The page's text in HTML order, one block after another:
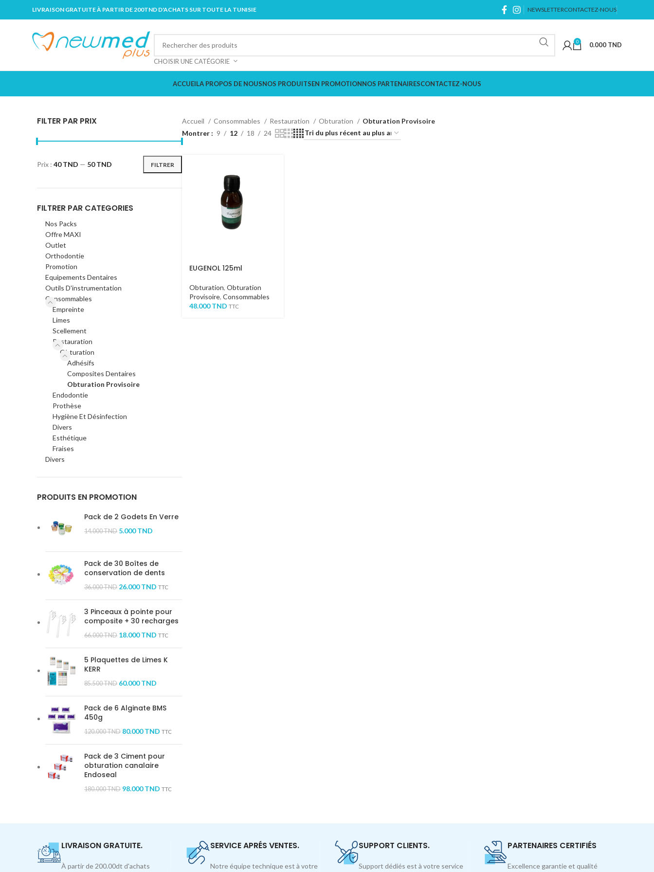
LIVRAISON GRATUITE À PARTIR DE 200TND D'ACHATS SUR TOUTE LA TUNISIE NEWSLETTERCONTACTEZ-NOUS
CHOISIR UNE CATÉGORIE
0 0.000 TND
ACCUEILA PROPOS DE NOUSNOS PRODUITSEN PROMOTIONNOS PARTENAIRESCONTACTEZ-NOUS
FILTER PAR PRIX
FILTRER
Prix : 40 TND — 50 TND
FILTRER PAR CATEGORIES
Nos Packs
Offre MAXI
Outlet
Orthodontie
Promotion
Equipements Dentaires
Outils D'instrumentation
Consommables
Empreinte
Limes
Scellement
Restauration
Obturation
Adhésifs
Composites Dentaires
Obturation Provisoire
Endodontie
Prothèse
Hygiène Et Désinfection
Divers
Esthétique
Fraises
Divers
PRODUITS EN PROMOTION
Pack de 2 Godets En Verre
14.000TND 5.000TND
Pack de 30 Boîtes de
conservation de dents
36.000TND 26.000TND TTC
3 Pinceaux à pointe pour
composite + 30 recharges
66.000TND 18.000TND TTC
5 Plaquettes de Limes K
KERR
85.500TND 60.000TND
Pack de 6 Alginate BMS
450g
120.000TND 80.000TND TTC
Pack de 3 Ciment pour
obturation canalaire
Endoseal
180.000TND 98.000TND TTC
Accueil Consommables Restauration Obturation
Obturation Provisoire
Montrer
9 12 18 24
EUGENOL 125ml
Obturation, Obturation
Provisoire, Consommables
48.000TND TTC
LIVRAISON GRATUITE.
À partir de 200.00dt d'achats
SERVICE APRÉS VENTES.
Notre équipe technique est à votre
SUPPORT CLIENTS.
Support dédiés est à votre service
PARTENAIRES CERTIFIÉS
Excellence garantie et qualité